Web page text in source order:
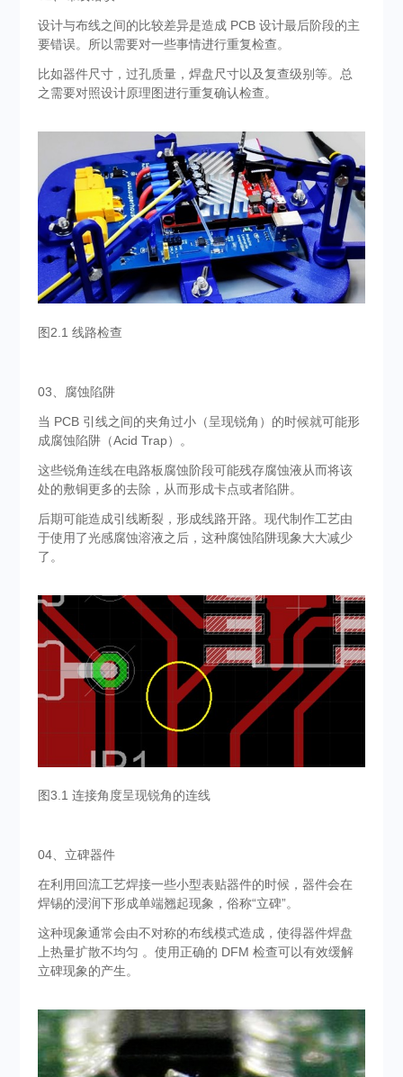
设计与布线之间的比较差异是造成 PCB 设计最后阶段的主
要错误。所以需要对一些事情进行重复检查。
比如器件尺寸，过孔质量，焊盘尺寸以及复查级别等。总
之需要对照设计原理图进行重复确认检查。
图2.1 线路检查
03、腐蚀陷阱
当 PCB 引线之间的夹角过小（呈现锐角）的时候就可能形
成腐蚀陷阱（Acid Trap）。
这些锐角连线在电路板腐蚀阶段可能残存腐蚀液从而将该
处的敷铜更多的去除，从而形成卡点或者陷阱。
后期可能造成引线断裂，形成线路开路。现代制作工艺由
于使用了光感腐蚀溶液之后，这种腐蚀陷阱现象大大减少
了。
图3.1 连接角度呈现锐角的连线
04、立碑器件
在利用回流工艺焊接一些小型表贴器件的时候，器件会在
焊锡的浸润下形成单端翘起现象，俗称“立碑”。
这种现象通常会由不对称的布线模式造成，使得器件焊盘
上热量扩散不均匀 。使用正确的 DFM 检查可以有效缓解
立碑现象的产生。